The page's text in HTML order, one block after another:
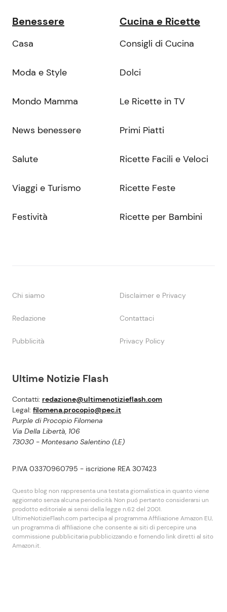
Ultime Notizie Flash
Contatti: redazione@ultimenotizieflash.com
Legal: filomena.procopio@pec.it
Purple di Procopio Filomena
Via Della Libertà, 106
73030 - Montesano Salentino (LE)
P.IVA 03370960795 - iscrizione REA 307423
Questo blog non rappresenta una testata giornalistica in quanto viene
aggiornato senza alcuna periodicità. Non puó pertanto considerarsi un
prodotto editoriale ai sensi della legge n.62 del 2001.
UltimeNotizieFlash.com partecipa al programma Affiliazione Amazon EU,
un programma di affiliazione che consente ai siti di percepire una
commissione pubblicitaria pubblicizzando e fornendo link diretti al sito
Amazon.it.
Benessere
Casa
Moda e Style
Mondo Mamma
News benessere
Salute
Viaggi e Turismo
Festività
Cucina e Ricette
Consigli di Cucina
Dolci
Le Ricette in TV
Primi Piatti
Ricette Facili e Veloci
Ricette Feste
Ricette per Bambini
Chi siamo Disclaimer e Privacy
Redazione Contattaci
Pubblicità Privacy Policy